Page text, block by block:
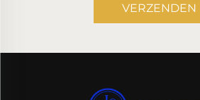
VERZENDEN